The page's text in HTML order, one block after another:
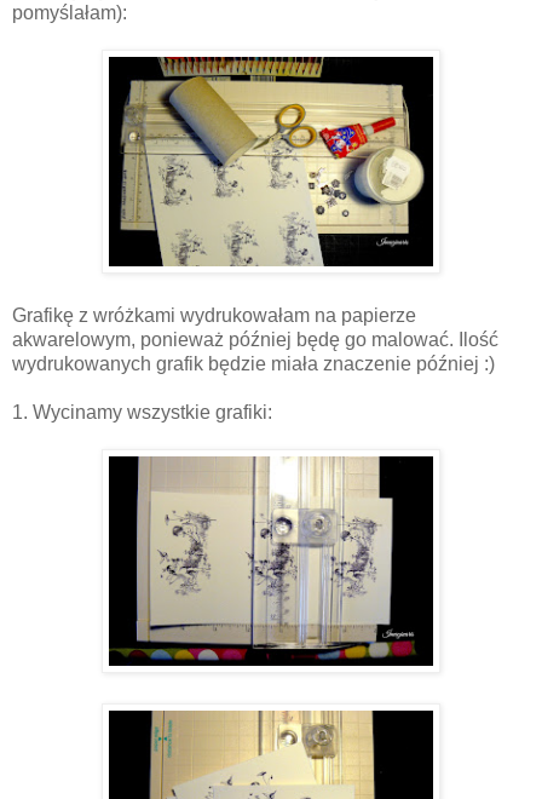
pomyślałam):
Grafikę z wróżkami wydrukowałam na papierze
akwarelowym, ponieważ później będę go malować. Ilość
wydrukowanych grafik będzie miała znaczenie później :)
1. Wycinamy wszystkie grafiki: